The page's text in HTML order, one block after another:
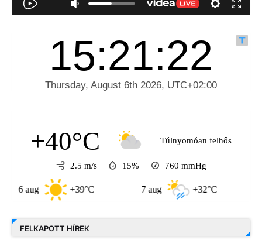
+40°C Túlnyomóan felhős
2.5 m/s 15% 760 mmHg
+39°C +32°C
FELKAPOTT HÍREK